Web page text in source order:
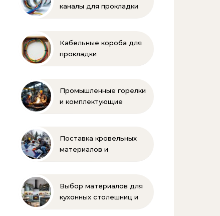
каналы для прокладки
Кабельные короба для
прокладки
Промышленные горелки
и комплектующие
Поставка кровельных
материалов и
Выбор материалов для
кухонных столешниц и